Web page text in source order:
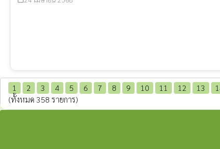
1 2 3 4 5 6 7 8 9 10 11 12 13
(ทั้งหมด 358 รายการ)